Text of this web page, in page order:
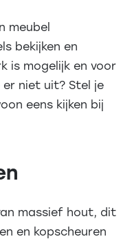
meubel
bekijken en
is mogelijk en voor
er niet uit? Stel je
eens kijken bij
massief hout, dit
en kopscheuren